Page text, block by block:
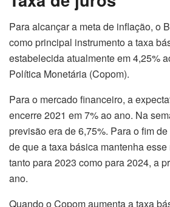
Para alcançar a meta de inflação, o
como principal instrumento a taxa
estabelecida atualmente em 4,25%
Política Monetária (Copom).
Para o mercado financeiro, a
encerre 2021 em 7% ao ano. Na
previsão era de 6,75%. Para o fim
de que a taxa básica mantenha esse
tanto para 2023 como para 2024, a
ano.
Quando o Copom aumenta a taxa